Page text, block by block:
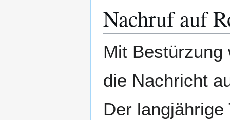
Nachruf auf
Mit
die Nachricht
Der